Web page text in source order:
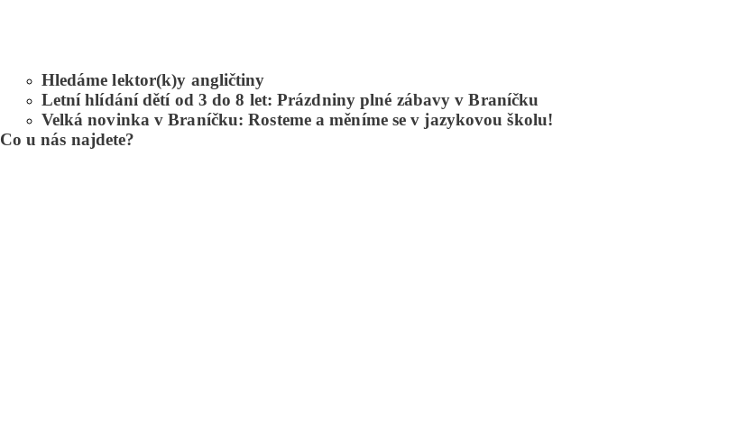
Hledáme lektor(k)y angličtiny
Letní hlídání dětí od 3 do 8 let: Prázdniny plné zábavy v Braníčku
Velká novinka v Braníčku: Rosteme a měníme se v jazykovou školu!
Co u nás najdete?